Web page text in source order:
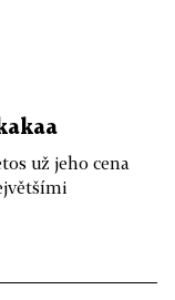
už jeho cena